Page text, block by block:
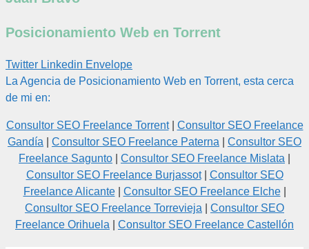
Posicionamiento Web en Torrent
Twitter Linkedin Envelope
La Agencia de Posicionamiento Web en Torrent, esta cerca
de mi en:
Consultor SEO Freelance Torrent| Consultor SEO Freelance
Gandía
Consultor SEO Freelance Paterna
Consultor SEO
Freelance Sagunto
Consultor SEO Freelance Mislata
Consultor SEO Freelance Burjassot| Consultor SEO
Freelance Alicante| Consultor SEO Freelance Elche|
Consultor SEO Freelance Torrevieja
Consultor SEO
Freelance Orihuela
Consultor SEO Freelance Castellón